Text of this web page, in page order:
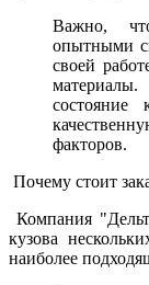
Важно,
опытными
своей
факторов.
Почему стоит
Компания
кузова
наиболее